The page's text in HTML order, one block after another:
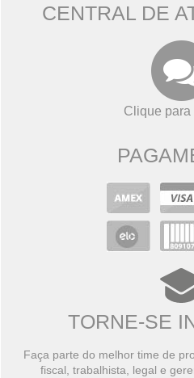
CENTRAL DE
Clique para
TORNE-SE
Faça parte do melhor time de
fiscal, trabalhista, legal e